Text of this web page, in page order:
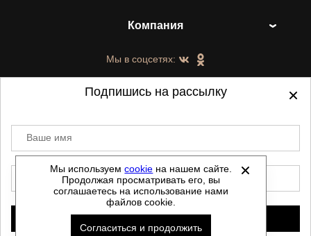
Компания
Мы в соцсетях:
©2021-2026 - ShoesTown.ru - все права
защищены.
Данный сайт не является интернет магазином и
не является публичной офертой.
Политика обработки персональных данных
Мы используемcookie на нашем сайте.
Продолжая просматривать его, вы
соглашаетесь на использование нами
файлов cookie.
Согласиться и продолжить
Подпишись на рассылку
Ваше имя